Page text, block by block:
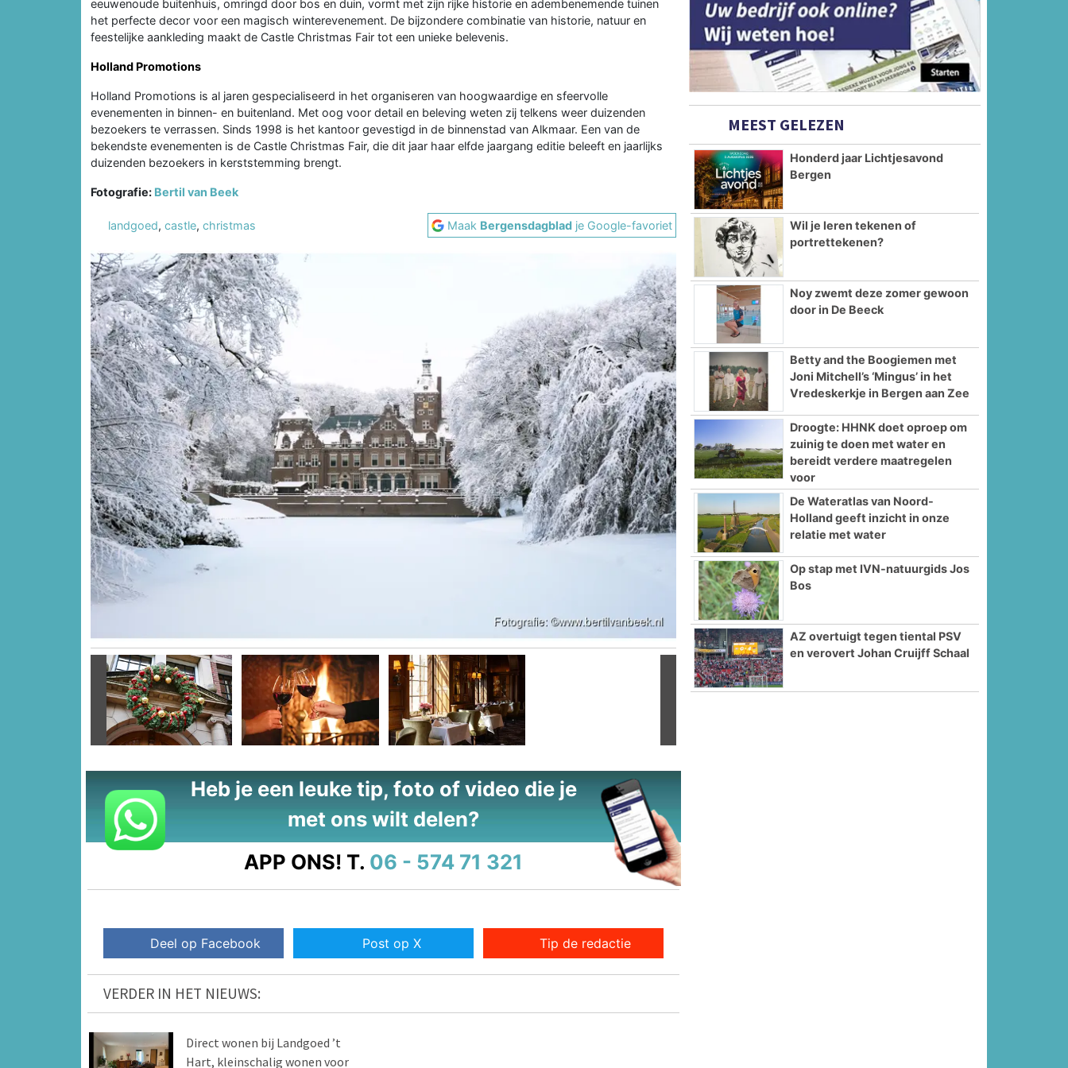
eeuwenoude buitenhuis, omringd door bos en duin, vormt met zijn rijke historie en adembenemende tuinen
het perfecte decor voor een magisch winterevenement. De bijzondere combinatie van historie, natuur en
feestelijke aankleding maakt de Castle Christmas Fair tot een unieke belevenis.
Holland Promotions
Holland Promotions is al jaren gespecialiseerd in het organiseren van hoogwaardige en sfeervolle
evenementen in binnen- en buitenland. Met oog voor detail en beleving weten zij telkens weer duizenden
bezoekers te verrassen. Sinds 1998 is het kantoor gevestigd in de binnenstad van Alkmaar. Een van de
bekendste evenementen is de Castle Christmas Fair, die dit jaar haar elfde jaargang editie beleeft en jaarlijks
duizenden bezoekers in kerststemming brengt.
Fotografie: Bertil van Beek
landgoed, castle, christmas Maak Bergensdagblad je Google-favoriet
Vorige
Heb je een leuke tip, foto of video die je
met ons wilt delen?
APP ONS! T. 06 - 574 71 321
Deel op Facebook Post op X Tip de redactie
VERDER IN HET NIEUWS:
Direct wonen bij Landgoed ’t
Hart, kleinschalig wonen voor
MEEST GELEZEN
Honderd jaar Lichtjesavond
Bergen
Wil je leren tekenen of
portrettekenen?
Noy zwemt deze zomer gewoon
door in De Beeck
Betty and the Boogiemen met
Joni Mitchell’s ‘Mingus’ in het
Vredeskerkje in Bergen aan Zee
Droogte: HHNK doet oproep om
zuinig te doen met water en
bereidt verdere maatregelen
voor
De Wateratlas van Noord-
Holland geeft inzicht in onze
relatie met water
Op stap met IVN-natuurgids Jos
Bos
AZ overtuigt tegen tiental PSV
en verovert Johan Cruijff Schaal